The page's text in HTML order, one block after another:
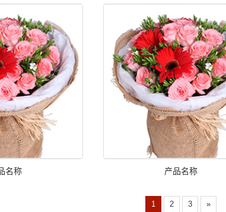
名称 产品名称
1 2 3 »